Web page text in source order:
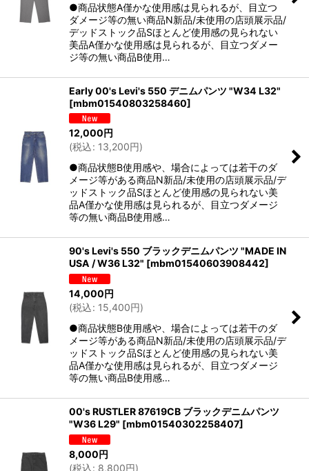
●商品状態A僅かな使用感は見られるが、目立つ
ダメージ等の無い商品N新品/未使用の店頭展示品/
デッドストック品Sほとんど使用感の見られない
美品A僅かな使用感は見られるが、目立つダメー
ジ等の無い商品B使用…
Early 00's Levi's 550 デニムパンツ "W34 L32"
[mbm01540803258460]
12,000円
(税込: 13,200円)
●商品状態B使用感や、場合によっては若干のダ
メージ等がある商品N新品/未使用の店頭展示品/デ
ッドストック品Sほとんど使用感の見られない美
品A僅かな使用感は見られるが、目立つダメージ
等の無い商品B使用感…
90's Levi's 550 ブラックデニムパンツ "MADE IN
USA / W36 L32" [mbm01540603908442]
14,000円
(税込: 15,400円)
●商品状態B使用感や、場合によっては若干のダ
メージ等がある商品N新品/未使用の店頭展示品/デ
ッドストック品Sほとんど使用感の見られない美
品A僅かな使用感は見られるが、目立つダメージ
等の無い商品B使用感…
00's RUSTLER 87619CB ブラックデニムパンツ
"W36 L29" [mbm01540302258407]
8,000円
(税込: 8,800円)